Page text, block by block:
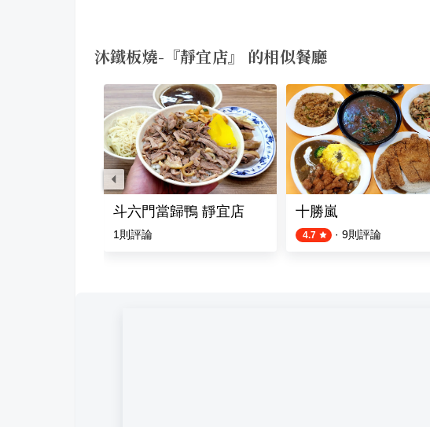
沐鐵板燒-『靜宜店』 的相似餐廳
類快樂螺螄粉 (沙鹿店）斗六門當歸鴨 靜宜店
1 則評論
十勝嵐
4.7 · 9則評論